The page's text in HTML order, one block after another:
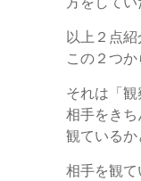
以上２点紹
この２つか
それは「観
相手をきち
観ているか
相手を観